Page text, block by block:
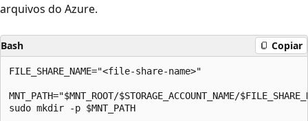
arquivos do Azure.
Bash Copiar
FILE_SHARE_NAME="<file-share-name>"
MNT_PATH="$MNT_ROOT/$STORAGE_ACCOUNT_NAME/